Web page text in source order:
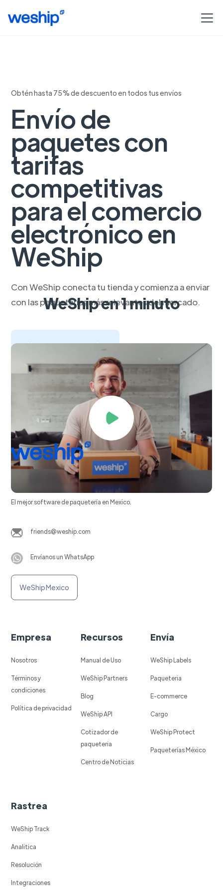
Obtén hasta 75% de descuento en todos tus envíos
Envío de
paquetes con
tarifas
competitivas
para el comercio
electrónico en
WeShip
Con WeShip conecta tu tienda y comienza a enviar
con las paqueterías más relevantes del mercado.
Haz tu primer envío
WeShip en 1 minuto
El mejor software de paquetería en Mexico.
friends@weship.com
Envíanos un WhatsApp
WeShip Mexico
Empresa
Nosotros
Términos y
condiciones
Política de privacidad
Recursos
Manual de Uso
WeShip Partners
Blog
WeShip API
Cotizador de
paqueteria
Centro de Noticias
Envía
WeShip Labels
Paqueteria
E-commerce
Cargo
WeShip Protect
Paqueterías México
Rastrea
WeShip Track
Analitica
Resolución
Integraciones